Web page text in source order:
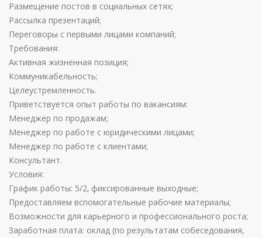
Размещение постов в социальных сетях;
Рассылка презентаций;
Переговоры с первыми лицами компаний;
Требования:
Активная жизненная позиция;
Коммуникабельность;
Целеустремленность.
Приветствуется опыт работы по вакансиям:
Менеджер по продажам;
Менеджер по работе с юридическими лицами;
Менеджер по работе с клиентами;
Консультант.
Условия:
График работы: 5/2‚ фиксированные выходные;
Предоставляем вспомогательные рабочие материалы;
Возможности для карьерного и профессионального роста;
Заработная плата: оклад (по результатам собеседования,